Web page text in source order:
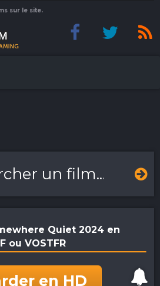
sur le site.
Quiet 2024 en
ou VOSTFR
en HD